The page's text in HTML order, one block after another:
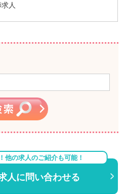
人
他の求人のご紹介も可能！
人に問い合わせる